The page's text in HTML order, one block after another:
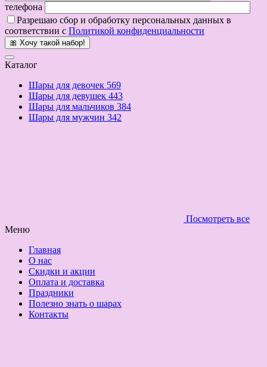
телефона
Разрешаю сбор и обработку персональных данных в
соответствии с Политикой конфиденциальности
🎀 Хочу такой набор!
Каталог
Шары для девочек 569
Шары для девушек 443
Шары для мальчиков 384
Шары для мужчин 342
Посмотреть все
Меню
Главная
О нас
Скидки и акции
Оплата и доставка
Праздники
Полезно знать о шарах
Контакты